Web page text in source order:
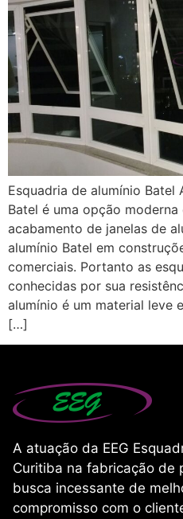
Esquadria de alumínio Batel
Batel é uma opção
acabamento de janelas de
alumínio Batel em
comerciais. Portanto as
conhecidas por sua
alumínio é um material leve
[…]
A atuação da EEG
Curitiba na fabricação de
busca incessante de
compromisso com o